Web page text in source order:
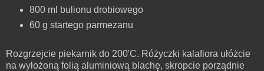
800 ml bulionu drobiowego
60 g startego parmezanu
Rozgrzejcie piekarnik do 200'C. Różyczki kalafiora ułóżcie
na wyłożoną folią aluminiową blachę, skropcie porządnie